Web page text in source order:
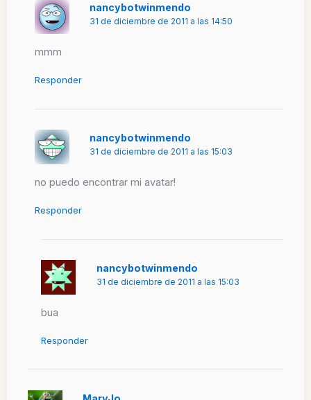
nancybotwinmendo
31 de diciembre de 2011 a las 14:50
mmm
Responder
nancybotwinmendo
31 de diciembre de 2011 a las 15:03
no puedo encontrar mi avatar!
Responder
nancybotwinmendo
31 de diciembre de 2011 a las 15:03
bua
Responder